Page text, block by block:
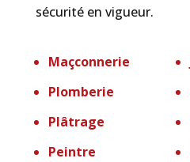
sécurité en vigueur.
Maçconnerie
Plomberie
Plâtrage
Peintre